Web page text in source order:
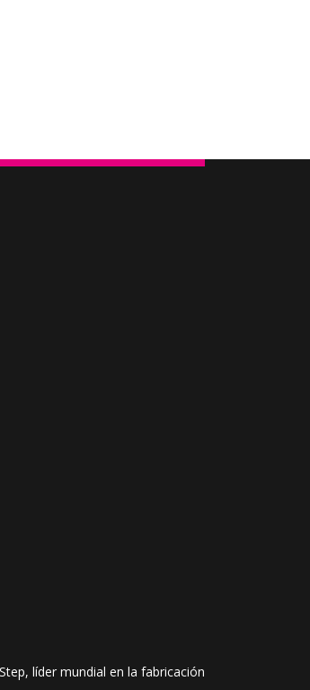
líder mundial en la fabricación